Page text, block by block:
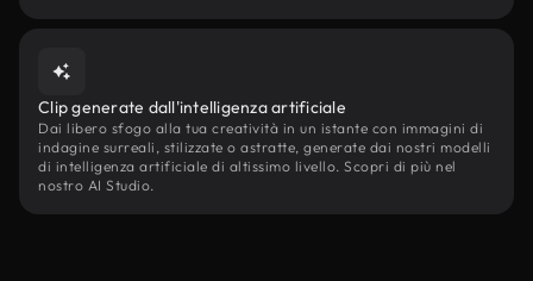
Clip generate dall'intelligenza artificiale
Dai libero sfogo alla tua creatività in un istante con immagini di
indagine surreali, stilizzate o astratte, generate dai nostri modelli
di intelligenza artificiale di altissimo livello. Scopri di più nel
nostro AI Studio.